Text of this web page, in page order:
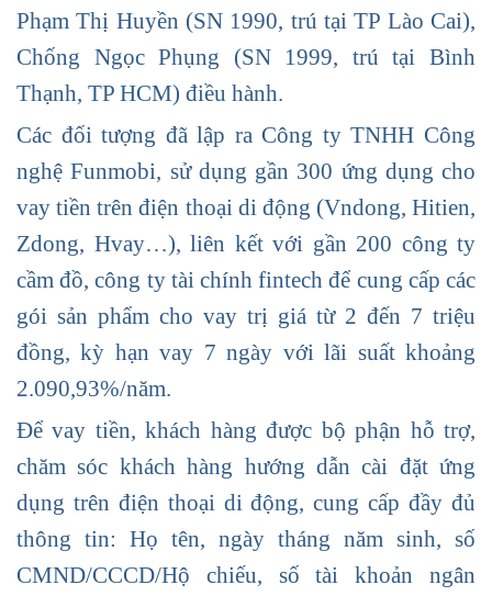
Phạm Thị Huyền (SN 1990, trú tại TP Lào Cai),
Chống Ngọc Phụng (SN 1999, trú tại Bình
Thạnh, TP HCM) điều hành.
Các đối tượng đã lập ra Công ty TNHH Công
nghệ Funmobi, sử dụng gần 300 ứng dụng cho
vay tiền trên điện thoại di động (Vndong, Hitien,
Zdong, Hvay…), liên kết với gần 200 công ty
cầm đồ, công ty tài chính fintech để cung cấp các
gói sản phẩm cho vay trị giá từ 2 đến 7 triệu
đồng, kỳ hạn vay 7 ngày với lãi suất khoảng
2.090,93%/năm.
Để vay tiền, khách hàng được bộ phận hỗ trợ,
chăm sóc khách hàng hướng dẫn cài đặt ứng
dụng trên điện thoại di động, cung cấp đầy đủ
thông tin: Họ tên, ngày tháng năm sinh, số
CMND/CCCD/Hộ chiếu, số tài khoản ngân